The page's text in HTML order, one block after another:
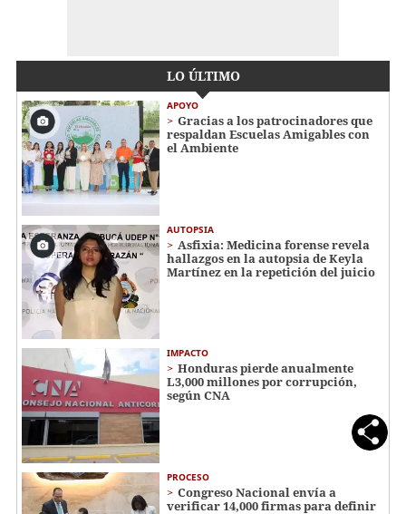
LO ÚLTIMO
APOYO
Gracias a los patrocinadores que
respaldan Escuelas Amigables con
el Ambiente
AUTOPSIA
Asfixia: Medicina forense revela
hallazgos en la autopsia de Keyla
Martínez en la repetición del juicio
IMPACTO
Honduras pierde anualmente
L3,000 millones por corrupción,
según CNA
PROCESO
Congreso Nacional envía a
verificar 14,000 firmas para definir